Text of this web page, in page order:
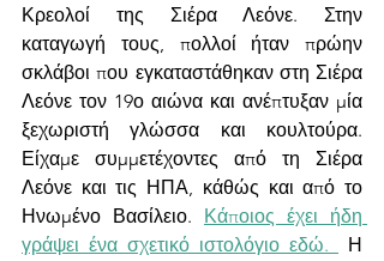
Κρεολοί της Σιέρα Λεόνε. Στην
καταγωγή τους, πολλοί ήταν πρώην
σκλάβοι που εγκαταστάθηκαν στη Σιέρα
Λεόνε τον 19ο αιώνα και ανέπτυξαν μία
ξεχωριστή γλώσσα και κουλτούρα.
Είχαμε συμμετέχοντες από τη Σιέρα
Λεόνε και τις ΗΠΑ, κάθώς και από το
Ηνωμένο Βασίλειο. Κάποιος έχει ήδη
γράψει ένα σχετικό ιστολόγιο εδώ.
Η